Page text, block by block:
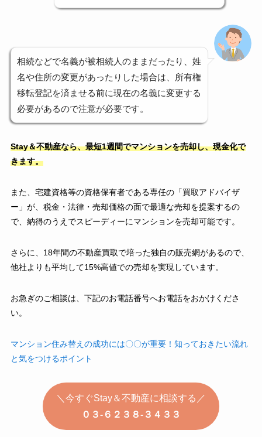
相続などで名義が被相続人のままだったり、姓
名や住所の変更があったりした場合は、所有権
移転登記を済ませる前に現在の名義に変更する
必要があるので注意が必要です。
Stay＆不動産なら、最短1週間でマンションを売却し、現金化で
きます。
また、宅建資格等の資格保有者である専任の「買取アドバイザ
ー」が、税金・法律・売却価格の面で最適な売却を提案するの
で、納得のうえでスピーディーにマンションを売却可能です。
さらに、18年間の不動産買取で培った独自の販売網があるので、
他社よりも平均して15%高値での売却を実現しています。
お急ぎのご相談は、下記のお電話番号へお電話をおかけくださ
い。
マンション住み替えの成功には〇〇が重要！知っておきたい流れ
と気をつけるポイント
＼今すぐStay＆不動産に相談する／
０３-６２３８-３４３３